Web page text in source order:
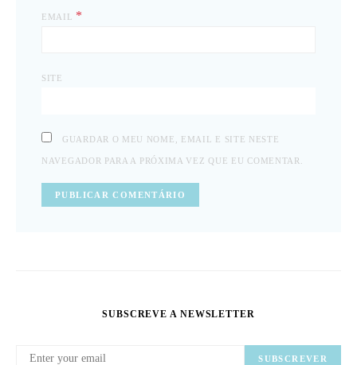
EMAIL *
SITE
GUARDAR O MEU NOME, EMAIL E SITE NESTE
NAVEGADOR PARA A PRÓXIMA VEZ QUE EU COMENTAR.
SUBSCREVE A NEWSLETTER
SUBSCREVER